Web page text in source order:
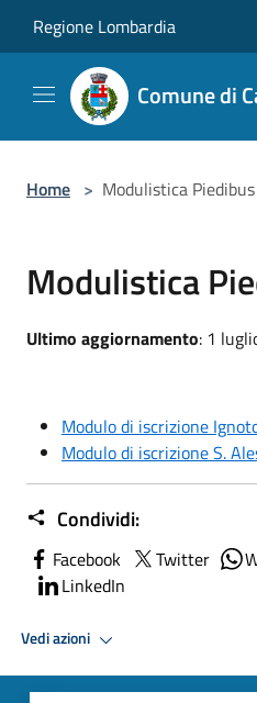
Regione Lombardia
Comune di
Home > Modulistica Piedibus
Modulistica
Ultimo aggiornamento: 1
Modulo di iscrizione
Modulo di iscrizione S.
Condividi:
Facebook Twitter
LinkedIn
Vedi azioni